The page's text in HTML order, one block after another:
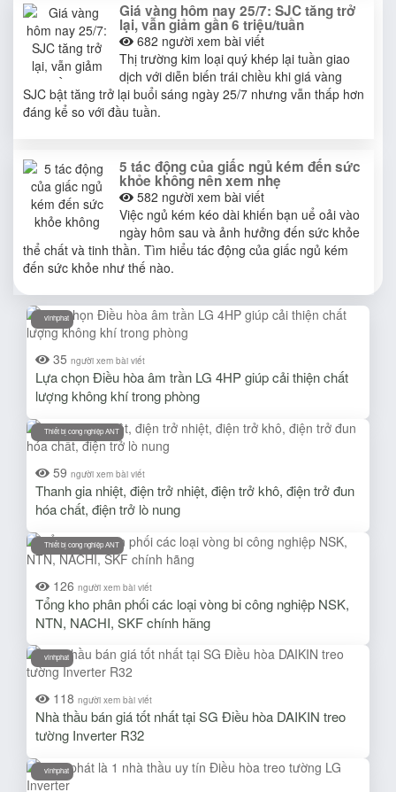
Giá vàng hôm nay 25/7: SJC tăng trở
lại, vẫn giảm gần 6 triệu/tuần
682 người xem bài viết
Thị trường kim loại quý khép lại tuần giao
dịch với diễn biến trái chiều khi giá vàng
SJC bật tăng trở lại buổi sáng ngày 25/7 nhưng vẫn thấp hơn
đáng kể so với đầu tuần.
5 tác động của giấc ngủ kém đến sức
khỏe không nên xem nhẹ
582 người xem bài viết
Việc ngủ kém kéo dài khiến bạn uể oải vào
ngày hôm sau và ảnh hưởng đến sức khỏe
thể chất và tinh thần. Tìm hiểu tác động của giấc ngủ kém
đến sức khỏe như thế nào.
vinhphat
35 người xem bài viết
Lựa chọn Điều hòa âm trần LG 4HP giúp cải thiện chất
lượng không khí trong phòng
Thiết bị cong nghiệp ANT
59 người xem bài viết
Thanh gia nhiệt, điện trở nhiệt, điện trở khô, điện trở đun
hóa chất, điện trở lò nung
Thiết bị cong nghiệp ANT
126 người xem bài viết
Tổng kho phân phối các loại vòng bi công nghiệp NSK,
NTN, NACHI, SKF chính hãng
vinhphat
118 người xem bài viết
Nhà thầu bán giá tốt nhất tại SG Điều hòa DAIKIN treo
tường Inverter R32
vinhphat